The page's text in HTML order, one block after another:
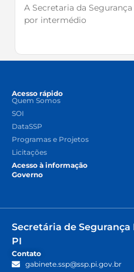
A Secretaria da
por intermédio
Acesso rápido
Quem Somos
SOI
DataSSP
Programas e Projetos
Licitações
Acesso à informação
Governo
Secretária de Segurança
PI
Contato
gabinete.ssp@ssp.pi.gov.br